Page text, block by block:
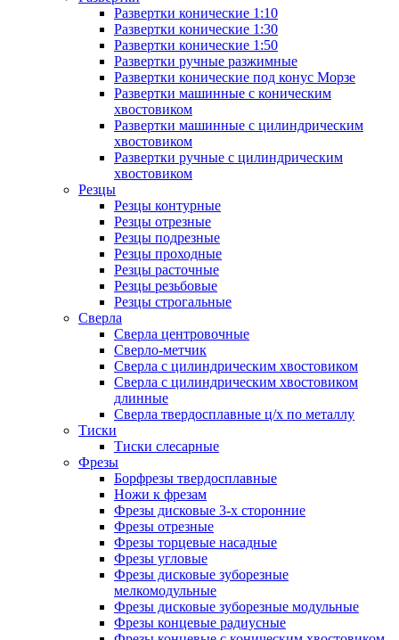
Развертки конические 1:10
Развертки конические 1:30
Развертки конические 1:50
Развертки ручные разжимные
Развертки конические под конус Морзе
Развертки машинные с коническим
хвостовиком
Развертки машинные с цилиндрическим
хвостовиком
Развертки ручные с цилиндрическим
хвостовиком
Резцы
Резцы контурные
Резцы отрезные
Резцы подрезные
Резцы проходные
Резцы расточные
Резцы резьбовые
Резцы строгальные
Сверла
Сверла центровочные
Сверло-метчик
Сверла с цилиндрическим хвостовиком
Сверла с цилиндрическим хвостовиком
длинные
Сверла твердосплавные ц/х по металлу
Тиски
Тиски слесарные
Фрезы
Борфрезы твердосплавные
Ножи к фрезам
Фрезы дисковые 3-х сторонние
Фрезы отрезные
Фрезы торцевые насадные
Фрезы угловые
Фрезы дисковые зуборезные
мелкомодульные
Фрезы дисковые зуборезные модульные
Фрезы концевые радиусные